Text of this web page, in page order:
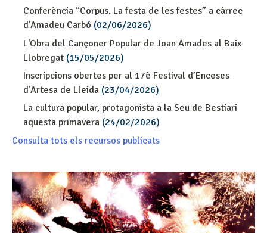
Conferència “Corpus. La festa de les festes” a càrrec
d'Amadeu Carbó (02/06/2026)
L'Obra del Cançoner Popular de Joan Amades al Baix
Llobregat (15/05/2026)
Inscripcions obertes per al 17è Festival d’Enceses
d’Artesa de Lleida (23/04/2026)
La cultura popular, protagonista a la Seu de Bestiari
aquesta primavera (24/02/2026)
Consulta tots els recursos publicats